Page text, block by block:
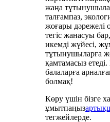
жаңа
талғампаз,
жоғары дәрежелі
тегіс жанасуы
икемді жүйесі,
тұтынушыларға
қамтамасыз
балаларға
болмақ!
Көру үшін бізге
ұмытпаңыз
тегжейлерде.